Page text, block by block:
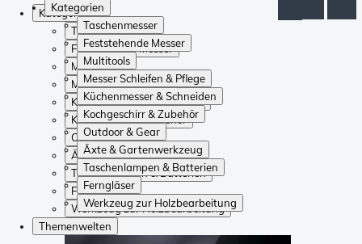
Kategorien
Taschenmesser
Feststehende Messer
Multitools
Messer Schleifen & Pflege
Küchenmesser & Schneiden
Kochgeschirr & Zubehör
Outdoor & Gear
Äxte & Gartenwerkzeug
Taschenlampen & Batterien
Ferngläser
Werkzeug zur Holzbearbeitung
Kategorien
Taschenmesser
Feststehende Messer
Multitools
Messer Schleifen & Pflege
Küchenmesser & Schneiden
Kochgeschirr & Zubehör
Outdoor & Gear
Äxte & Gartenwerkzeug
Taschenlampen & Batterien
Ferngläser
Werkzeug zur Holzbearbeitung
Themenwelten